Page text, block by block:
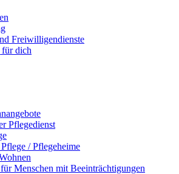
Freiwilligendienste
für dich
Pflegedienst
/ Pflegeheime
Menschen mit Beeinträchtigungen